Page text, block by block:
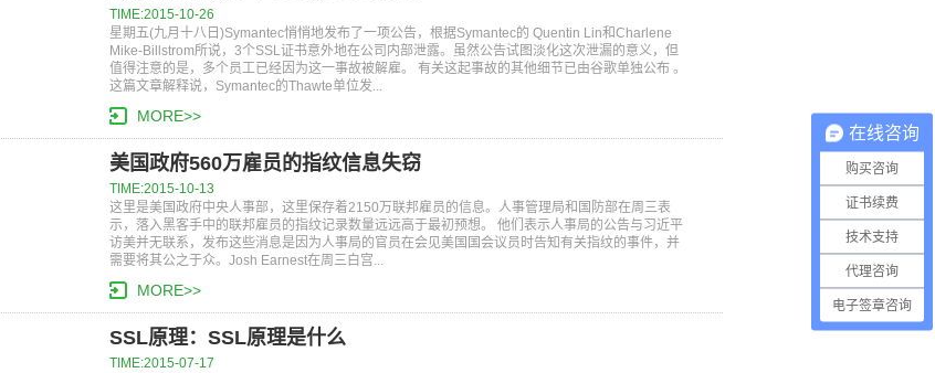
TIME:2015-10-26
星期五(九月十八日)Symantec悄悄地发布了一项公告，根据Symantec的 Quentin Lin和Charlene
Mike-Billstrom所说，3个SSL证书意外地在公司内部泄露。虽然公告试图淡化这次泄漏的意义，但
值得注意的是，多个员工已经因为这一事故被解雇。 有关这起事故的其他细节已由谷歌单独公布 。
这篇文章解释说，Symantec的Thawte单位发...
MORE>>
美国政府560万雇员的指纹信息失窃
TIME:2015-10-13
这里是美国政府中央人事部，这里保存着2150万联邦雇员的信息。人事管理局和国防部在周三表
示，落入黑客手中的联邦雇员的指纹记录数量远远高于最初预想。 他们表示人事局的公告与习近平
访美并无联系，发布这些消息是因为人事局的官员在会见美国国会议员时告知有关指纹的事件，并
需要将其公之于众。Josh Earnest在周三白宫...
MORE>>
SSL原理：SSL原理是什么
TIME:2015-07-17
在线咨询
购买咨询
证书续费
技术支持
代理咨询
电子签章咨询